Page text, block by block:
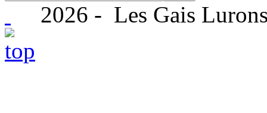
2026 - Les Gais